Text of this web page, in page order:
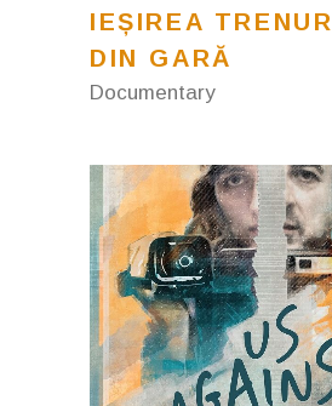
IEȘIREA
DIN GARĂ
Documentary